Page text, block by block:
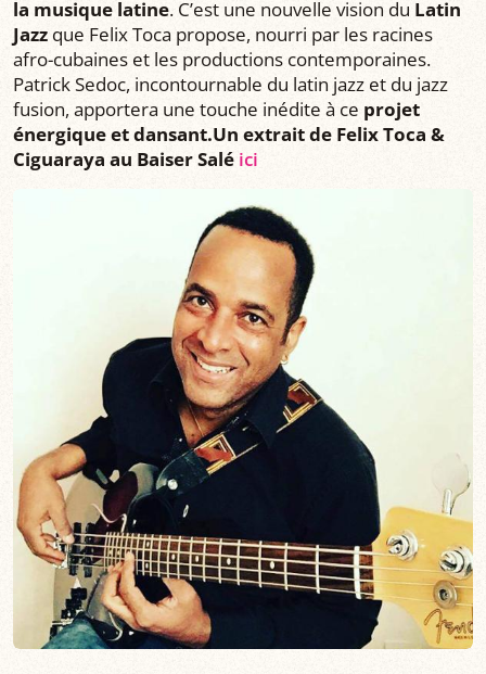
la musique latine. C’est une nouvelle vision du Latin
Jazz que Felix Toca propose, nourri par les racines
afro-cubaines et les productions contemporaines.
Patrick Sedoc, incontournable du latin jazz et du jazz
fusion, apportera une touche inédite à ce projet
énergique et dansant.Un extrait de Felix Toca &
Ciguaraya au Baiser Salé ici